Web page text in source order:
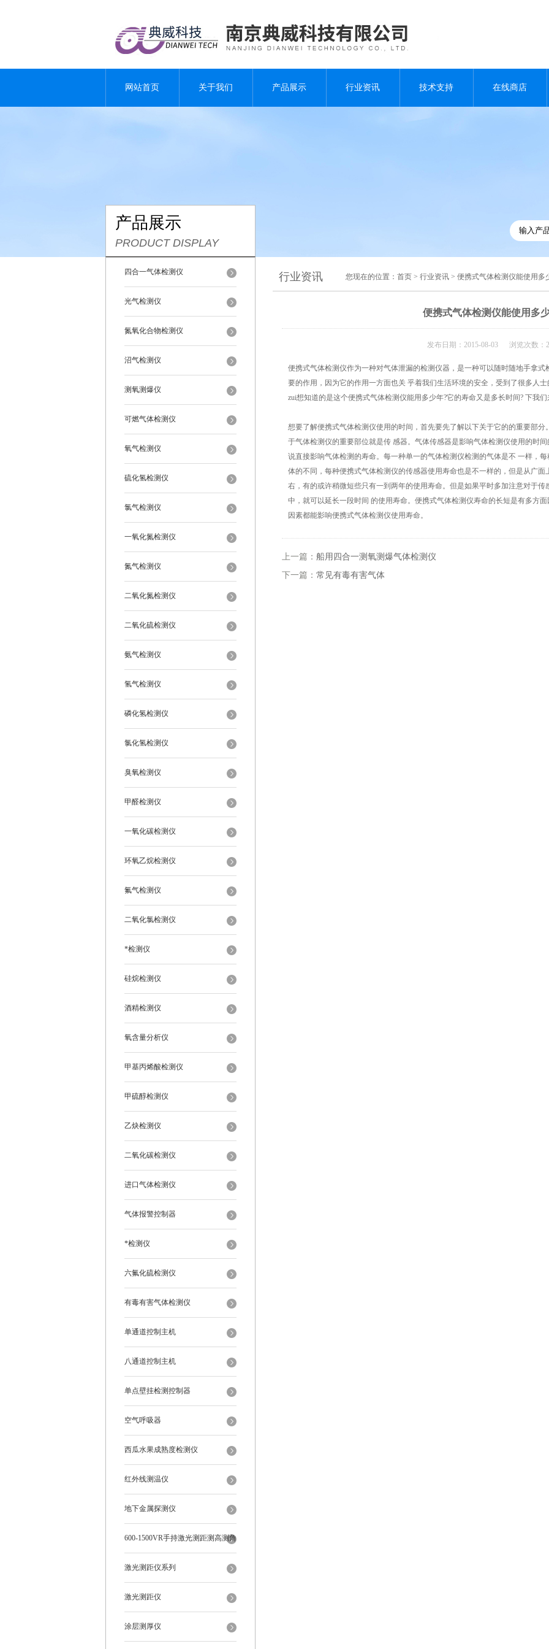
网站首页 关于我们 产品展示 行业资讯 技术支持 在线商店
产品展示
PRODUCT DISPLAY
四合一气体检测仪
光气检测仪
氮氧化合物检测仪
沼气检测仪
测氧测爆仪
可燃气体检测仪
氧气检测仪
硫化氢检测仪
氯气检测仪
一氧化氮检测仪
氮气检测仪
二氧化氮检测仪
二氧化硫检测仪
氨气检测仪
氢气检测仪
磷化氢检测仪
氯化氢检测仪
臭氧检测仪
甲醛检测仪
一氧化碳检测仪
环氧乙烷检测仪
氟气检测仪
二氧化氯检测仪
*检测仪
硅烷检测仪
酒精检测仪
氧含量分析仪
甲基丙烯酸检测仪
甲硫醇检测仪
乙炔检测仪
二氧化碳检测仪
进口气体检测仪
气体报警控制器
*检测仪
六氟化硫检测仪
有毒有害气体检测仪
单通道控制主机
八通道控制主机
单点壁挂检测控制器
空气呼吸器
西瓜水果成熟度检测仪
红外线测温仪
地下金属探测仪
600-1500VR手持激光测距测高测角
多功能
激光测距仪系列
激光测距仪
涂层测厚仪
行业资讯 您现在的位置： 首页 > 行业资讯 > 便携式气体检测仪能使用多
便携式气体检测仪能使用多
发布日期：2015-08-03 浏览次数：
便携式气体检测仪作为一种对气体泄漏的检测仪器，是一种可以随时随地手拿
要的作用，因为它的作用一方面也关 乎着我们生活环境的安全，受到了很多人
zui想知道的是这个便携式气体检测仪能用多少年?它的寿命又是多长时间? 下我
想要了解便携式气体检测仪使用的时间，首先要先了解以下关于它的的重要部
于气体检测仪的重要部位就是传 感器。气体传感器是影响气体检测仪使用的时
说直接影响气体检测的寿命。每一种单一的气体检测仪检测的气体是不 一样，
体的不同，每种便携式气体检测仪的传感器使用寿命也是不一样的，但是从广
右，有的或许稍微短些只有一到两年的使用寿命。但是如果平时多加注意对于
中，就可以延长一段时间 的使用寿命。便携式气体检测仪寿命的长短是有多方
因素都能影响便携式气体检测仪使用寿命。
上一篇： 船用四合一测氧测爆气体检测仪
下一篇： 常见有毒有害气体